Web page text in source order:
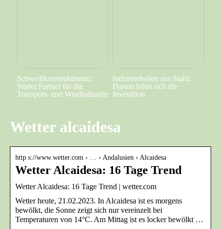
Schweißkonstruktionen:
Starke Partner für die
Transport- und Windindustrie
Industriehallen aus Stahl:
Darum lohnt sich die
Investition
Wetter alcaidesa
http s://www.wetter.com › … › Andalusien › Alcaidesa
Wetter Alcaidesa: 16 Tage Trend
Wetter Alcaidesa: 16 Tage Trend | wetter.com
Wetter heute, 21.02.2023. In Alcaidesa ist es morgens
bewölkt, die Sonne zeigt sich nur vereinzelt bei
Temperaturen von 14°C. Am Mittag ist es locker bewölkt …